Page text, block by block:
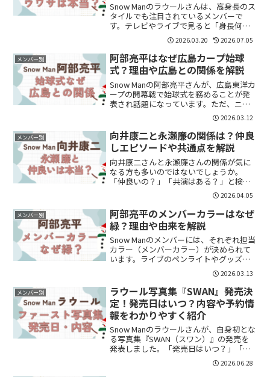
Snow Manのラウールさんは、高身長のス
タイルでも注目されているメンバーで
す。テレビやライブで見ると「身長何
cm？」「本当に190cm近い？」と気にな
る人も多いようです。この記事では、ラ
ウールさんの身長やスタイルの魅力につ
いて分かりやす...
2026.03.20 2026.07.05
メンバー別
阿部亮平はなぜ広島カープ始球
式？理由や広島との関係を解説
Snow Manの阿部亮平さんが、広島東洋カ
ープの開幕戦で始球式を務めることが発
表され話題になっています。ただ、ニュ
ースを見て「阿部ちゃんって広島出身だ
っけ？」「なんでカープの始球式？」と
気になった方も多いのではないでしょう
か。実は阿部亮平...
2026.03.12
メンバー別
向井康二と永瀬廉の関係は？仲良
しエピソードや共通点を解説
向井康二さんと永瀬廉さんの関係が気に
なる方も多いのではないでしょうか。
「仲良いの？」「共演はある？」と検索
する人も増えています。結論から言う
と、2人は直接の同期ではないものの、共
通点も多く距離の近い関係とされていま
す。この記事では、その関係...
2026.04.05
メンバー別
阿部亮平のメンバーカラーはなぜ
緑？理由や由来を解説
Snow Manのメンバーには、それぞれ担当
カラー（メンバーカラー）が決められて
います。ライブのペンライトやグッズな
どでも重要な要素で、ファンにとって
は“推し”を象徴する大切な色でもありま
す。その中で、阿部亮平さんのメンバー
カラーは「緑」。...
2026.03.13
メンバー別
ラウール写真集『SWAN』発売決
定！発売日はいつ？内容や予約情
報をわかりやすく紹介
Snow Manのラウールさんが、自身初とな
る写真集『SWAN（スワン）』の発売を
発表しました。「発売日はいつ？」「予
約はもう始まってる？」「どんな写真集
になるの？」と気になっている方も多い
2026.06.28